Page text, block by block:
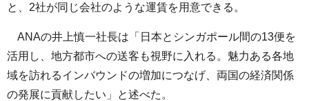
と、2社が同じ会社のような運賃を用意できる。
ANAの井上慎一社長は「日本とシンガポール間の13便を
活用し、地方都市への送客も視野に入れる。魅力ある各地
域を訪れるインバウンドの増加につなげ、両国の経済関係
の発展に貢献したい」と述べた。